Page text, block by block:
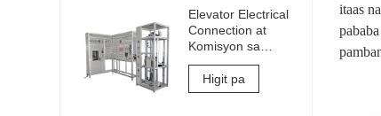
itaas
Elevator Electrical
Connection at
Komisyon sa
Pagsasanay at
Kagamitan sa
Pagsusuri
Higit pa